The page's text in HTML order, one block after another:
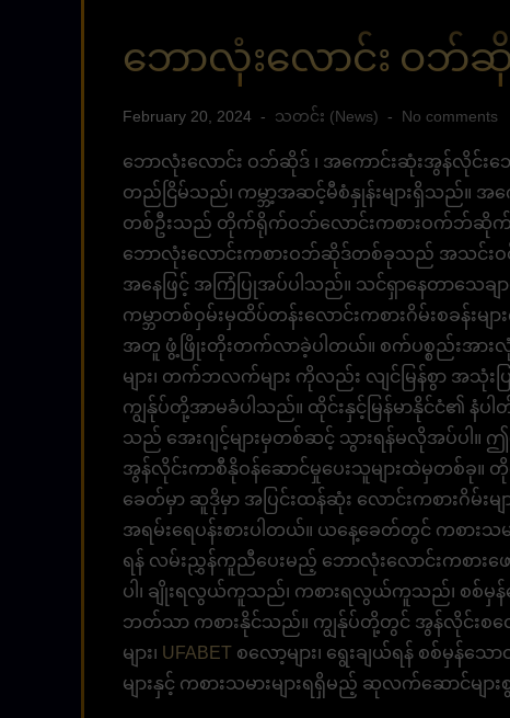
ဘောလုံးလောင်း ဝဘ်
February 20, 2024 သတင်း (News) No comments
ဘောလုံးလောင်း ဝဘ်ဆိုဒ် ၊ အကောင်းဆုံးအွန်လိုင်းဘ
တည်ငြိမ်သည်၊ ကမ္ဘာ့အဆင့်မီစံနှုန်းများရှိသည်။ အ
တစ်ဦးသည် တိုက်ရိုက်ဝဘ်လောင်းကစားဝက်ဘ်ဆိုက်
ဘောလုံးလောင်းကစားဝဘ်ဆိုဒ်တစ်ခုသည် အသင်းဝင်
အနေဖြင့် အကြံပြုအပ်ပါသည်။ သင်ရှာနေတာသေ
ကမ္ဘာတစ်ဝှမ်းမှထိပ်တန်းလောင်းကစားဂိမ်းစခန်းမ
အတူ ဖွံ့ဖြိုးတိုးတက်လာခဲ့ပါတယ်။ စက်ပစ္စည်းအားလုံး
များ၊ တက်ဘလက်များ ကိုလည်း လျင်မြန်စွာ အသုံ
ကျွန်ုပ်တို့အာမခံပါသည်။ ထိုင်းနှင့်မြန်မာနိုင်ငံ၏ နံ
သည် အေးဂျင့်များမှတစ်ဆင့် သွားရန်မလိုအပ်ပါ။
အွန်လိုင်းကာစီနိုဝန်ဆောင်မှုပေးသူများထဲမှတစ်ခု။
ခေတ်မှာ ဆူဒိုမှာ အပြင်းထန်ဆုံး လောင်းကစားဂိမ်း
အရမ်းရေပန်းစားပါတယ်။ ယနေ့ခေတ်တွင် ကစားသ
ရန် လမ်းညွှန်ကူညီပေးမည့် ဘောလုံးလောင်းကစား
ပါ၊ ချိုးရလွယ်ကူသည်၊ ကစားရလွယ်ကူသည်၊ စစ်မှန်သ
ဘတ်သာ ကစားနိုင်သည်။ ကျွန်ုပ်တို့တွင် အွန်လိုင်းစလေ
များ၊ UFABET စလော့များ၊ ရွေးချယ်ရန် စစ်မှန်
များနှင့် ကစားသမားများရရှိမည့် ဆုလက်ဆောင်မျာ